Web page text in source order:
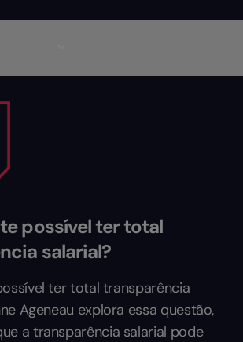
possível ter total
salarial?
ter total transparência
Ageneau explora essa questão,
a transparência salarial pode